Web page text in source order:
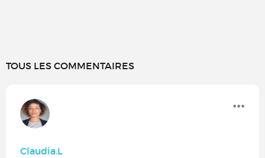
TOUS LES COMMENTAIRES
Claudia.L